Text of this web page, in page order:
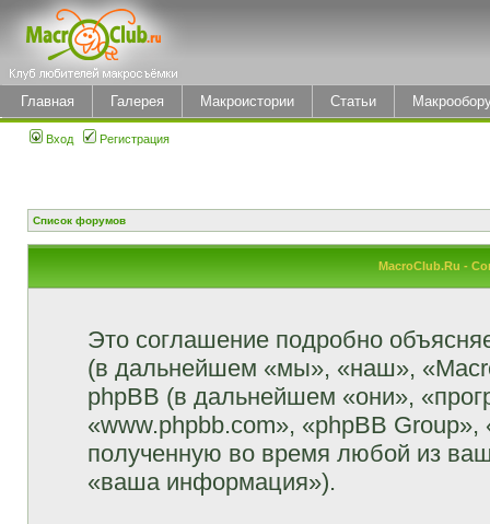
Главная Галерея Макроистории Статьи
Вход Регистрация
Список форумов
MacroClub.Ru -
Это соглашение подробно
(в дальнейшем «мы», «наш»,
phpBB (в дальнейшем «они»,
«www.phpbb.com», «phpBB
полученную во время любой из
«ваша информация»).